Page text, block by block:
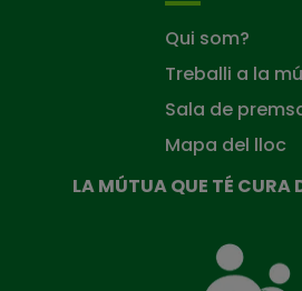
Qui som?
Treballi a la
Sala de
Mapa del lloc
LA MÚTUA QUE TÉ CURA
Mútua
que